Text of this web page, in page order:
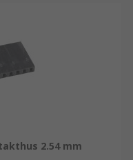
2.54 mm